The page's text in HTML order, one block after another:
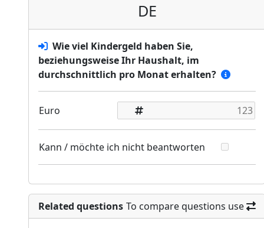
DE
Wie viel Kindergeld haben Sie,
beziehungsweise Ihr Haushalt, im
durchschnittlich pro Monat erhalten?
Euro
Kann / möchte ich nicht beantworten
Related questions To compare questions use